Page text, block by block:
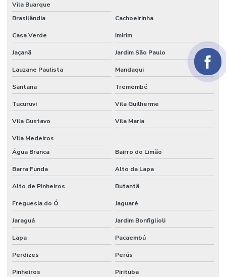
Papel parecido com veludo
Papel seda
Papel seda atacado
Papel seda dourado
Papel veludo
Papel veludo onde comprar
Papel veludo valor
Preço do tecido veludo
Preço do veludo por metro
Serviço de flocagem
Tecido flocado
Vila Buarque
Brasilândia
Cachoeirinha
Casa Verde Imirim
Jaçanã Jardim São Paulo
Lauzane Paulista Mandaqui
Santana Tremembé
Tucuruvi Vila Guilherme
Vila Gustavo Vila Maria
Vila Medeiros
Água Branca
Bairro do Limão
Barra Funda Alto da Lapa
Alto de Pinheiros Butantã
Freguesia do Ó Jaguaré
Jaraguá Jardim Bonfiglioli
Lapa Pacaembú
Perdizes Perús
Pinheiros Pirituba